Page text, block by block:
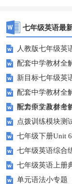
七年级英语最
人教版七年级英
配套中学教材全
新目标七年级英
配套中学教材全
听力原文及参考
配套中学教材全
点拨训练模块测
七年级下册Unit
七年级英语综合
七年级英语上册
单元语法小专题